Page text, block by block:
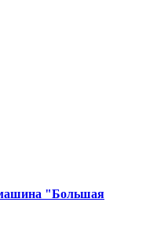
"Большая